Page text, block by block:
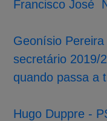
Francisco José
Geonísio Pereira
secretário 2019/
quando passa a
Hugo Duppre -